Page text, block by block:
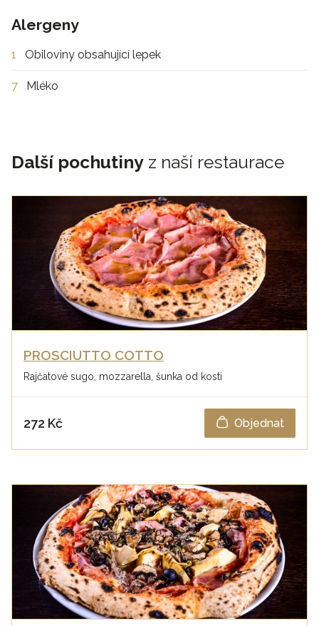
Alergeny
1 Obiloviny obsahující lepek
7 Mléko
Další pochutiny z naší restaurace
PROSCIUTTO COTTO
Rajčatové sugo, mozzarella, šunka od kosti
272 Kč Objednat